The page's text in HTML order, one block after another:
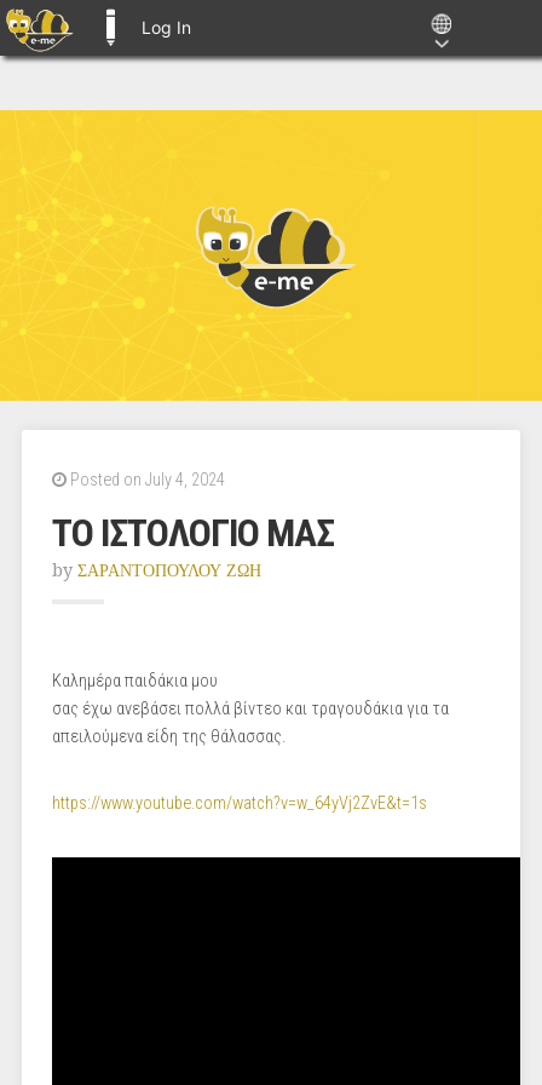
Log In
Posted on July 4, 2024
ΤΟ ΙΣΤΟΛΟΓΙΟ ΜΑΣ
by ΣΑΡΑΝΤΟΠΟΥΛΟΥ ΖΩΗ
Καλημέρα παιδάκια μου
σας έχω ανεβάσει πολλά βίντεο και τραγουδάκια για τα
απειλούμενα είδη της θάλασσας.
https://www.youtube.com/watch?v=w_64yVj2ZvE&t=1s